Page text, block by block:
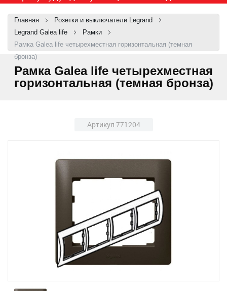
Главная
Розетки и выключатели Legrand
Legrand Galea life
Рамки
Рамка Galea life четырехместная горизонтальная (темная
бронза)
Рамка Galea life четырехместная
горизонтальная (темная бронза)
Артикул 771204